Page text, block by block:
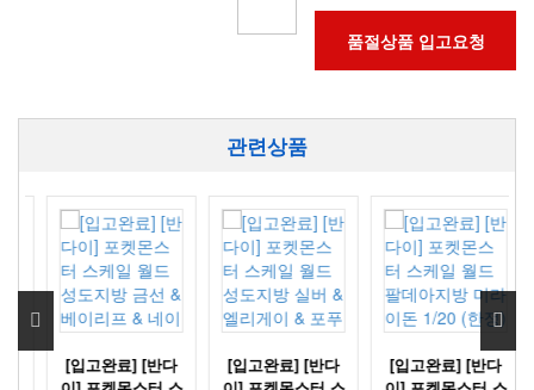
품절상품 입고요청
관련상품
[입고완료] [반다
[입고완료] [반다
[입고완료] [반다